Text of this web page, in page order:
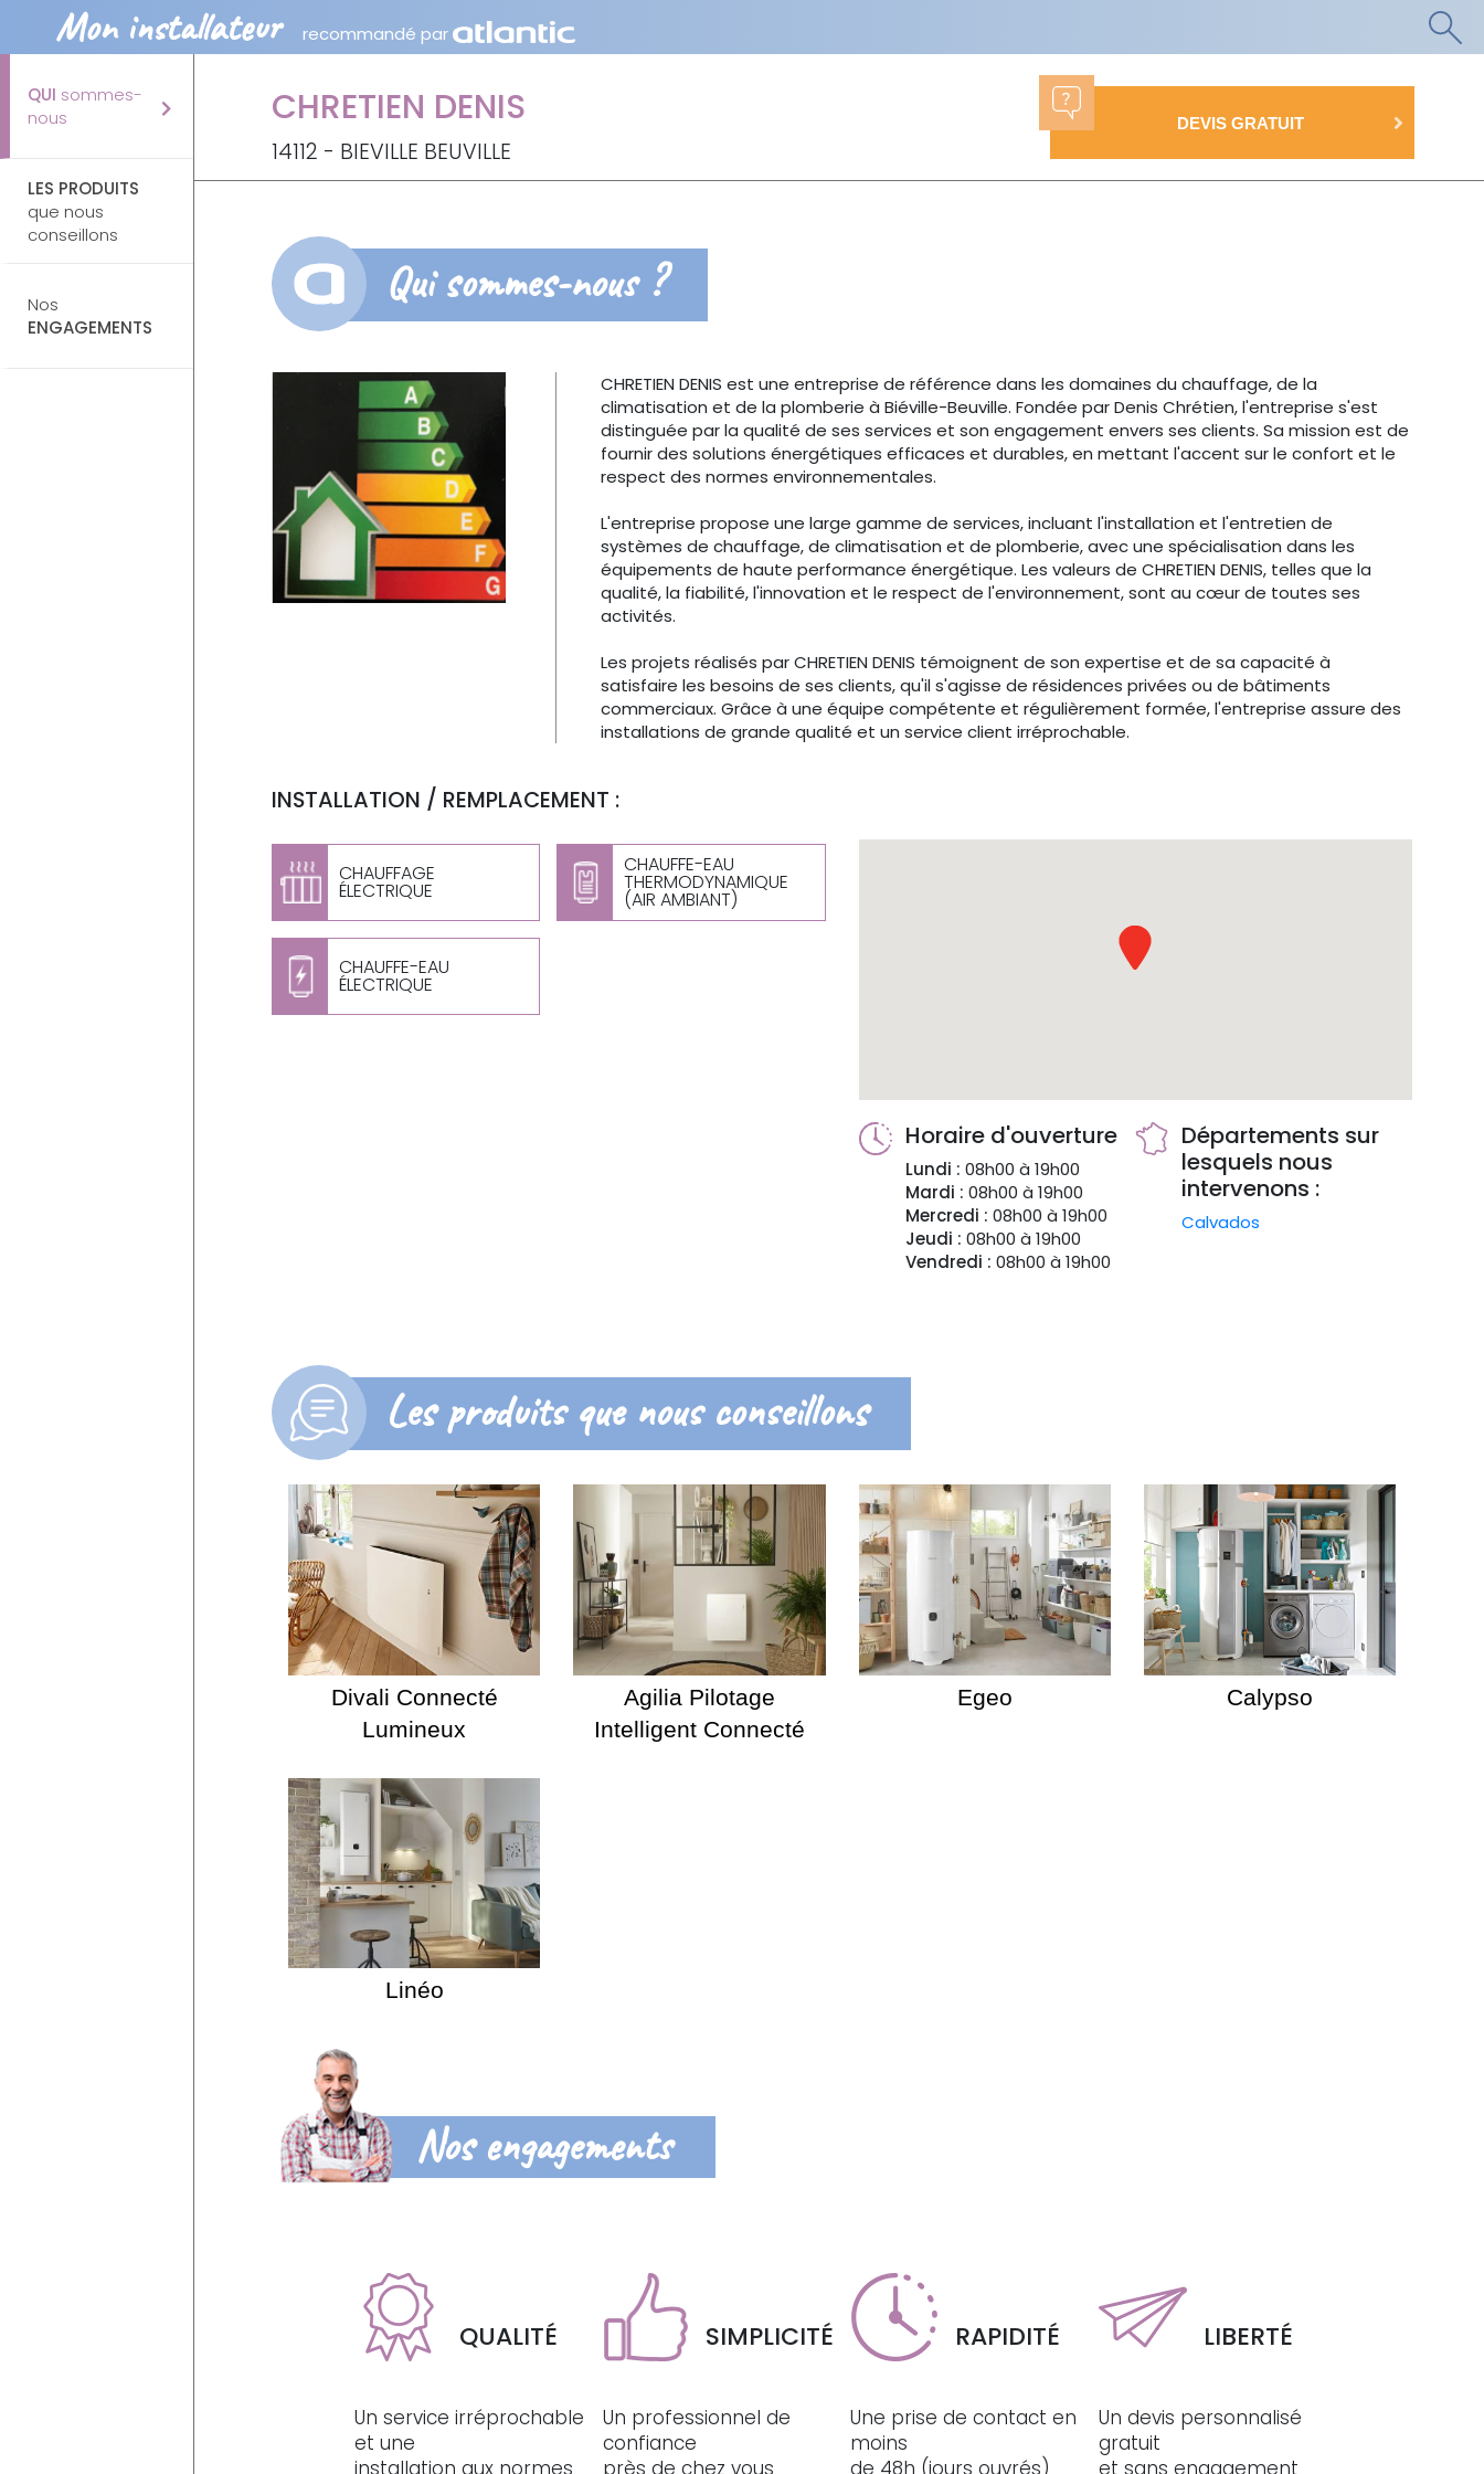
Mon installateur recommandé par
QUI sommes-
nous
LES PRODUITS
que nous
conseillons
Nos
ENGAGEMENTS
CHRETIEN DENIS
14112 - BIEVILLE BEUVILLE
DEVIS GRATUIT
Qui sommes-nous ?
CHRETIEN DENIS est une entreprise de référence dans les domaines du chauffage, de la
climatisation et de la plomberie à Biéville-Beuville. Fondée par Denis Chrétien, l'entreprise s'est
distinguée par la qualité de ses services et son engagement envers ses clients. Sa mission est de
fournir des solutions énergétiques efficaces et durables, en mettant l'accent sur le confort et le
respect des normes environnementales.
L'entreprise propose une large gamme de services, incluant l'installation et l'entretien de
systèmes de chauffage, de climatisation et de plomberie, avec une spécialisation dans les
équipements de haute performance énergétique. Les valeurs de CHRETIEN DENIS, telles que la
qualité, la fiabilité, l'innovation et le respect de l'environnement, sont au cœur de toutes ses
activités.
Les projets réalisés par CHRETIEN DENIS témoignent de son expertise et de sa capacité à
satisfaire les besoins de ses clients, qu'il s'agisse de résidences privées ou de bâtiments
commerciaux. Grâce à une équipe compétente et régulièrement formée, l'entreprise assure des
installations de grande qualité et un service client irréprochable.
INSTALLATION / REMPLACEMENT :
CHAUFFAGE
ÉLECTRIQUE
CHAUFFE-EAU
THERMODYNAMIQUE
(AIR AMBIANT)
CHAUFFE-EAU
ÉLECTRIQUE
Horaire d'ouverture
Lundi : 08h00 à 19h00
Mardi : 08h00 à 19h00
Mercredi : 08h00 à 19h00
Jeudi : 08h00 à 19h00
Vendredi : 08h00 à 19h00
Départements sur
lesquels nous
intervenons :
Calvados
Les produits que nous conseillons
Divali Connecté
Lumineux
Agilia Pilotage
Intelligent Connecté
Egeo Calypso
Linéo
Nos engagements
QUALITÉ
Un service irréprochable
et une
SIMPLICITÉ
Un professionnel de
confiance
RAPIDITÉ
Une prise de contact en
moins
LIBERTÉ
Un devis personnalisé
gratuit